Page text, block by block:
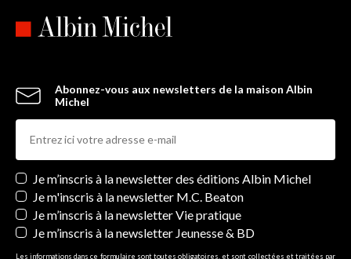
Abonnez-vous aux newsletters de la maison Albin
Michel
Newsletters
Je m’inscris à la newsletter des éditions Albin Michel
Je m'inscris à la newsletter M.C. Beaton
Je m’inscris à la newsletter Vie pratique
Je m’inscris à la newsletter Jeunesse & BD
Les informations dans ce formulaire sont toutes obligatoires, et sont collectées et traitées par